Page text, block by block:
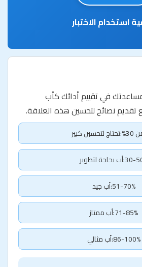
استخدام الاختبار
في تقييم أدائك كأب
تقديم نصائح لتحسين هذه العلاقة.
كبير
بحاجة لتطوير
51-70%:أب جيد
71-85%:أب ممتاز
86-100%:أب مثالي